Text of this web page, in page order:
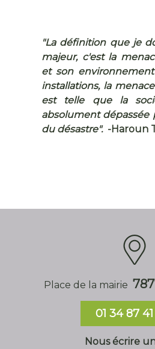
"La définition que je
majeur, c'est la
et son
installations, la
est telle que la
absolument dépassée
du désastre". -Haroun
Place de la mairie
01 34 87
Nous écrire